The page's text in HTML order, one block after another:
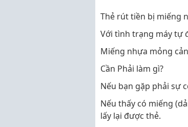
Thẻ rút tiền bị miếng
Với tình trạng máy tự
Miếng nhựa mỏng
Cần Phải làm gì?
Nếu bạn gặp phải sự
Nếu thấy có miếng
lấy lại được thẻ.